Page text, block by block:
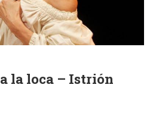
la loca – Istrión